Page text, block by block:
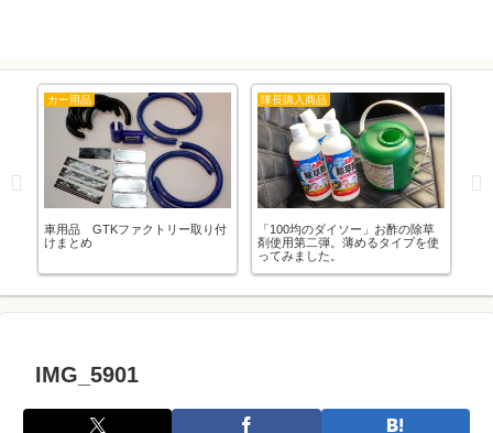
カー用品
車用品 GTKファクトリー取り付
けまとめ
隊長購入商品
「100均のダイソー」お酢の除草
剤使用第二弾。薄めるタイプを使
ってみました。
IMG_5901